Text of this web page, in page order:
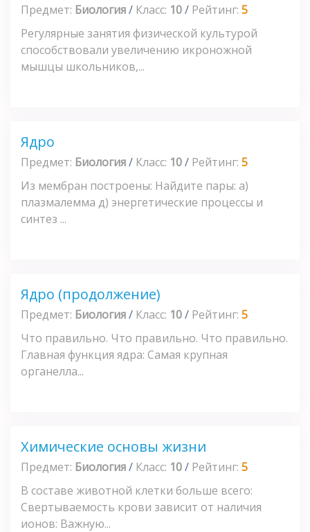
Предмет: Биология/ Класс: 10/ Рейтинг: 5
Регулярные занятия физической культурой
способствовали увеличению икроножной
мышцы школьников,...
Ядро
Предмет: Биология/ Класс: 10/ Рейтинг: 5
Из мембран построены: Найдите пары: а)
плазмалемма д) энергетические процессы и
синтез ...
Ядро (продолжение)
Предмет: Биология/ Класс: 10/ Рейтинг: 5
Что правильно. Что правильно. Что правильно.
Главная функция ядра: Самая крупная
органелла...
Химические основы жизни
Предмет: Биология/ Класс: 10/ Рейтинг: 5
В составе животной клетки больше всего:
Свертываемость крови зависит от наличия
ионов: Важную...